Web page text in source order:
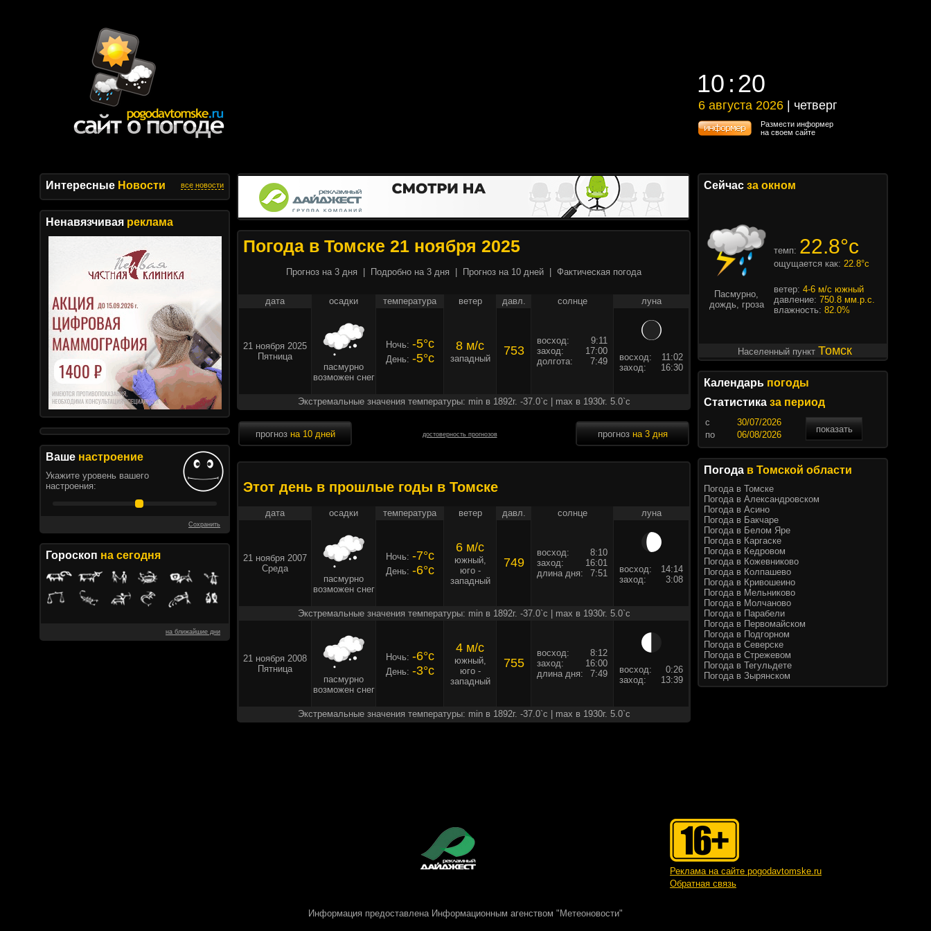
10 20
10 20
6 августа 2026 | четверг
6 августа 2026 | четверг
Размести информер
на своем сайте
Интересные Новости все новости
Ненавязчивая реклама
Ваше настроение
Укажите уровень вашего
настроения:
Сохранить
Гороскоп на сегодня
на ближайшие дни
Погода в Томске 21 ноября 2025
Прогноз на 3 дня Подробно на 3 дня Прогноз на 10 дней Фактическая погода
дата осадки температура ветер давл. солнце луна
21 ноября 2025
Пятница
пасмурно
возможен снег
Ночь: -5°c
День: -5°c
8 м/c
западный
753
восход:
9:11
заход:
17:00
долгота:
7:49 восход:
11:02
заход:
16:30
Экстремальные значения температуры: min в 1892г. -37.0`c | max в 1930г. 5.0`c
прогноз на 10 дней достоверность прогнозов прогноз на 3 дня
Этот день в прошлые годы в Томске
дата осадки температура ветер давл. солнце луна
21 ноября 2007
Среда
пасмурно
возможен снег
Ночь: -7°c
День: -6°c
6 м/c
южный,
юго -
западный
749
восход:
8:10
заход:
16:01
длина дня:
7:51 восход:
14:14
заход:
3:08
Экстремальные значения температуры: min в 1892г. -37.0`c | max в 1930г. 5.0`c
21 ноября 2008
Пятница
пасмурно
возможен снег
Ночь: -6°c
День: -3°c
4 м/c
южный,
юго -
западный
755
восход:
8:12
заход:
16:00
длина дня:
7:49 восход:
0:26
заход:
13:39
Экстремальные значения температуры: min в 1892г. -37.0`c | max в 1930г. 5.0`c
Сейчас за окном
темп: 22.8°c
ощущается как: 22.8°c
Пасмурно,
дождь, гроза
ветер: 4-6 м/с южный
давление: 750.8 мм.р.с.
влажность: 82.0%
Населенный пункт Томск
Календарь погоды
Статистика за период
c
показать
по
Погода в Томской области
Погода в Томске
Погода в Александровском
Погода в Асино
Погода в Бакчаре
Погода в Белом Яре
Погода в Каргаске
Погода в Кедровом
Погода в Кожевниково
Погода в Колпашево
Погода в Кривошеино
Погода в Мельниково
Погода в Молчаново
Погода в Парабели
Погода в Первомайском
Погода в Подгорном
Погода в Северске
Погода в Стрежевом
Погода в Тегульдете
Погода в Зырянском
Реклама на сайте pogodavtomske.ru
Обратная связь
Информация предоставлена Информационным агенством "Метеоновости"